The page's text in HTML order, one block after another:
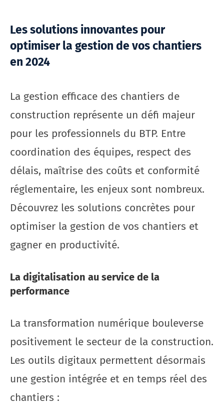
Les solutions innovantes pour
optimiser la gestion de vos chantiers
en 2024
La gestion efficace des chantiers de
construction représente un défi majeur
pour les professionnels du BTP. Entre
coordination des équipes, respect des
délais, maîtrise des coûts et conformité
réglementaire, les enjeux sont nombreux.
Découvrez les solutions concrètes pour
optimiser la gestion de vos chantiers et
gagner en productivité.
La digitalisation au service de la
performance
La transformation numérique bouleverse
positivement le secteur de la construction.
Les outils digitaux permettent désormais
une gestion intégrée et en temps réel des
chantiers :